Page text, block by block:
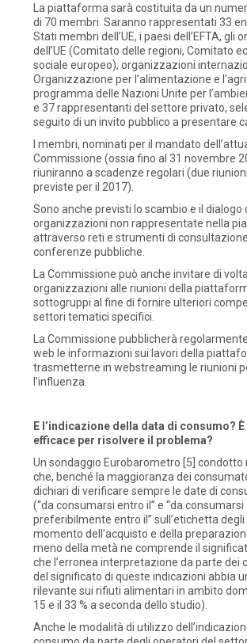
La piattaforma sarà costituita da un
di 70 membri. Saranno rappresentati 33
Stati membri dell’UE, i paesi dell’EFTA, gli
dell’UE (Comitato delle regioni, Comitato
sociale europeo), organizzazioni
Organizzazione per l’alimentazione e
programma delle Nazioni Unite per
e 37 rappresentanti del settore privato,
seguito di un invito pubblico a presentare
I membri, nominati per il mandato
Commissione (ossia fino al 31 novembre
riuniranno a scadenze regolari (due
previste per il 2017).
Sono anche previsti lo scambio e il dialogo
organizzazioni non rappresentate nella
attraverso reti e strumenti di
conferenze pubbliche.
La Commissione può anche invitare di
organizzazioni alle riunioni della
sottogruppi al fine di fornire ulteriori
settori tematici specifici.
La Commissione pubblicherà
web le informazioni sui lavori della
trasmetterne in webstreaming le riunioni
l’influenza.
E l’indicazione della data di consumo?
efficace per risolvere il problema?
Un sondaggio Eurobarometro [5] condotto
che, benché la maggioranza dei
dichiari di verificare sempre le date di
(“da consumarsi entro il” e “da consumarsi
preferibilmente entro il” sull’etichetta degli
momento dell’acquisto e della
meno della metà ne comprende il
che l’erronea interpretazione da parte dei
del significato di queste indicazioni abbia
rilevante sui rifiuti alimentari in ambito
15 e il 33 % a seconda dello studio).
Anche le modalità di utilizzo